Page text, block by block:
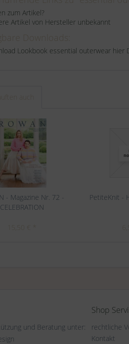
zum Artikel?
Artikel von Hersteller unbekannt
Lookbook essential outerwear hier
- Magazine Nr. 72 -
CELEBRATION
PetiteKnit -
und Beratung unter:
Shop
rechtliche
Kontakt